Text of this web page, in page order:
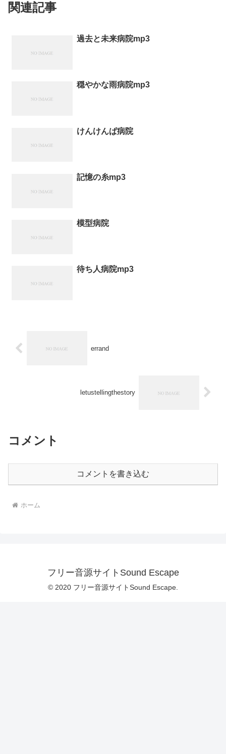
関連記事
過去と未来病院mp3
穏やかな雨病院mp3
けんけんぱ病院
記憶の糸mp3
模型病院
待ち人病院mp3
errand
letustellingthestory
コメント
コメントを書き込む
ホーム
フリー音源サイトSound Escape
© 2020 フリー音源サイトSound Escape.